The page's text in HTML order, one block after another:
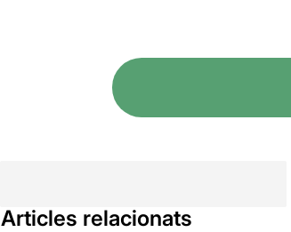
Articles relacionats